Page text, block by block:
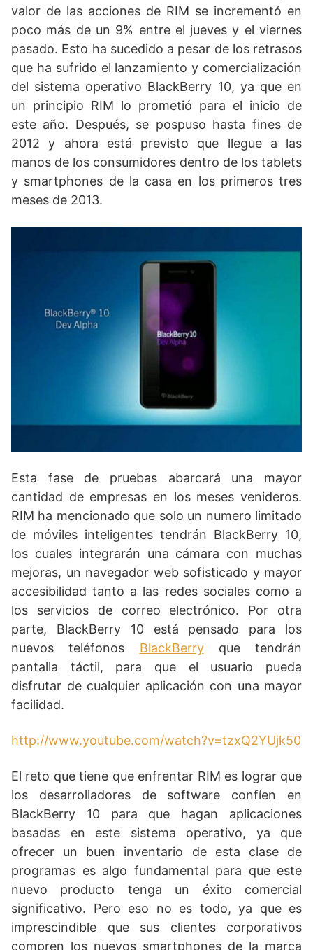
valor de las acciones de RIM se incrementó en
poco más de un 9% entre el jueves y el viernes
pasado. Esto ha sucedido a pesar de los retrasos
que ha sufrido el lanzamiento y comercialización
del sistema operativo BlackBerry 10, ya que en
un principio RIM lo prometió para el inicio de
este año. Después, se pospuso hasta fines de
2012 y ahora está previsto que llegue a las
manos de los consumidores dentro de los tablets
y smartphones de la casa en los primeros tres
meses de 2013.
Esta fase de pruebas abarcará una mayor
cantidad de empresas en los meses venideros.
RIM ha mencionado que solo un numero limitado
de móviles inteligentes tendrán BlackBerry 10,
los cuales integrarán una cámara con muchas
mejoras, un navegador web sofisticado y mayor
accesibilidad tanto a las redes sociales como a
los servicios de correo electrónico. Por otra
parte, BlackBerry 10 está pensado para los
nuevos teléfonos BlackBerryque tendrán
pantalla táctil, para que el usuario pueda
disfrutar de cualquier aplicación con una mayor
facilidad.
http://www.youtube.com/watch?v=tzxQ2YUjk50
El reto que tiene que enfrentar RIM es lograr que
los desarrolladores de software confíen en
BlackBerry 10 para que hagan aplicaciones
basadas en este sistema operativo, ya que
ofrecer un buen inventario de esta clase de
programas es algo fundamental para que este
nuevo producto tenga un éxito comercial
significativo. Pero eso no es todo, ya que es
imprescindible que sus clientes corporativos
compren los nuevos smartphones de la marca